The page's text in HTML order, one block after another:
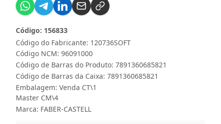
Código do Fabricante: 120736SOFT
Código: 156833
Código NCM: 96091000
Código de Barras do Produto: 7891360685821
Código de Barras da Caixa: 7891360685821
Embalagem: Venda CT\1
Master CM\4
Marca: FABER-CASTELL